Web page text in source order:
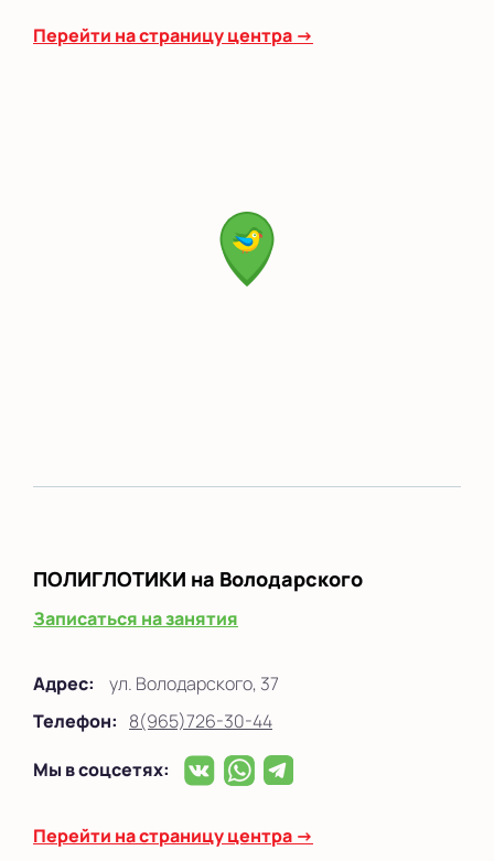
Перейти на страницу центра →
ПОЛИГЛОТИКИ на Володарского
Записаться на занятия
Адрес:
ул. Володарского, 37
Телефон: 8(965)726-30-44
Мы в соцсетях:
Перейти на страницу центра →